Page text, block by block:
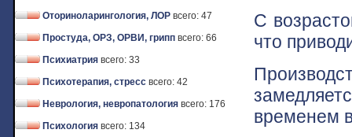
Оториноларингология, ЛОР всего: 47
Простуда, ОРЗ, ОРВИ, грипп всего: 66
Психиатрия всего: 33
Психотерапия, стресс всего: 42
Неврология, невропатология всего: 176
Психология всего: 134
С
что
временем